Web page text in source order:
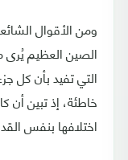
ومن الأقوال
الصين العظيم يُرى
التي تفيد بأن كل
خاطئة، إذ تبين أن
اختلافها بنفس